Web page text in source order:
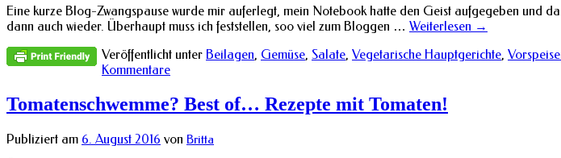
Eine kurze Blog-Zwangspause wurde mir auferlegt, mein Notebook hatte den Geist aufgegeben und
dann auch wieder. Überhaupt muss ich feststellen, soo viel zum Bloggen … Weiterlesen →
Veröffentlicht unter Beilagen, Gemüse, Salate, Vegetarische Hauptgerichte,
Kommentare
Tomatenschwemme? Best of… Rezepte mit Tomaten!
Publiziert am 6. August 2016 von Britta